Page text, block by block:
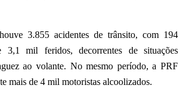
3.855 acidentes de trânsito, com 194
3,1 mil feridos, decorrentes de situações
ao volante. No mesmo período, a PRF
mais de 4 mil motoristas alcoolizados.